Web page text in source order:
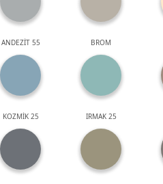
ANDEZİT 55 BROM
KOZMİK 25 IRMAK 25